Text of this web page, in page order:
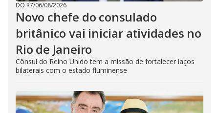
DO R7/06/08/2026
Novo chefe do consulado
britânico vai iniciar atividades no
Rio de Janeiro
Cônsul do Reino Unido tem a missão de fortalecer laços
bilaterais com o estado fluminense